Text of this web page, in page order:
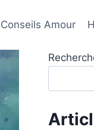
Conseils Amour